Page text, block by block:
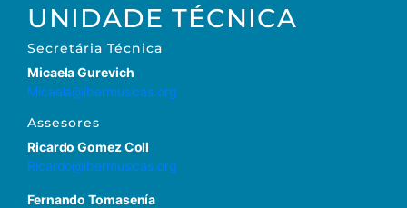
UNIDADE TÉCNICA
Secretária Técnica
Micaela Gurevich
Micaela@ibermusicas.org
Assesores
Ricardo Gomez Coll
Ricardo@ibermusicas.org
Fernando Tomasenía